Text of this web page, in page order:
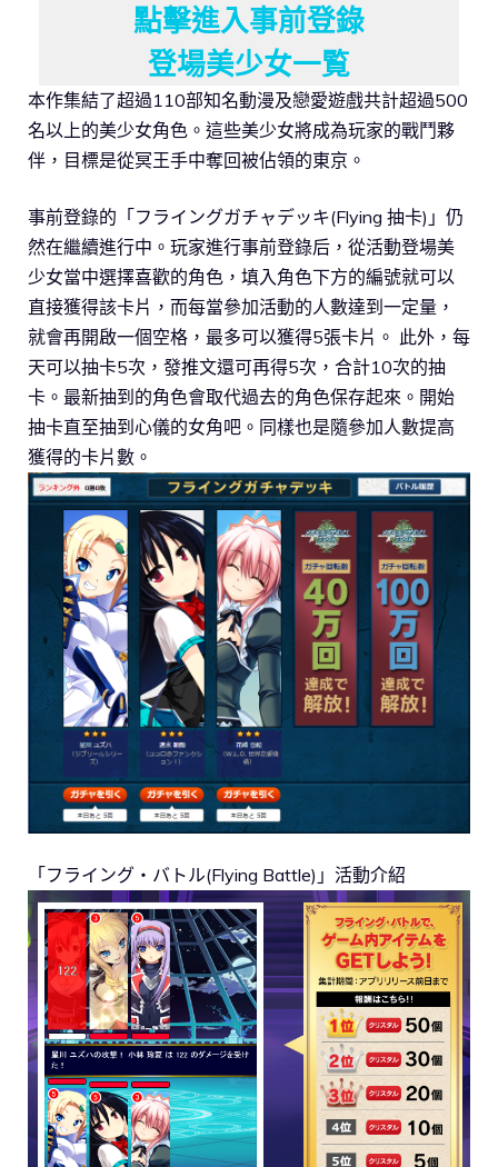
點擊進入事前登錄
登場美少女一覧
本作集結了超過110部知名動漫及戀愛遊戲共計超過500
名以上的美少女角色。這些美少女將成為玩家的戰鬥夥
伴，目標是從冥王手中奪回被佔領的東京。
事前登錄的「フライングガチャデッキ(Flying 抽卡)」仍
然在繼續進行中。玩家進行事前登錄后，從活動登場美
少女當中選擇喜歡的角色，填入角色下方的編號就可以
直接獲得該卡片，而每當參加活動的人數達到一定量，
就會再開啟一個空格，最多可以獲得5張卡片。 此外，每
天可以抽卡5次，發推文還可再得5次，合計10次的抽
卡。最新抽到的角色會取代過去的角色保存起來。開始
抽卡直至抽到心儀的女角吧。同樣也是隨參加人數提高
獲得的卡片數。
「フライング・バトル(Flying Battle)」活動介紹